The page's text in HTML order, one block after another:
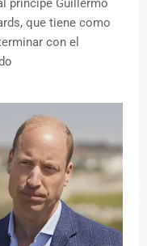
príncipe Guillermo
que tiene como
con el